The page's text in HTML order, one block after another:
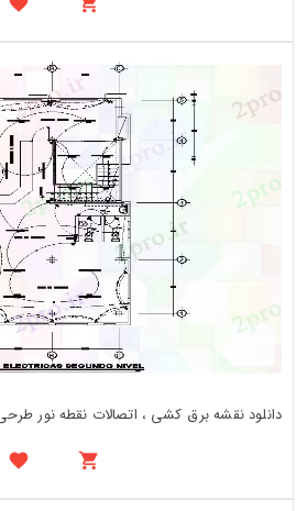
دانلود نقشه برق کشی ، اتصالات نقطه نور طرحی